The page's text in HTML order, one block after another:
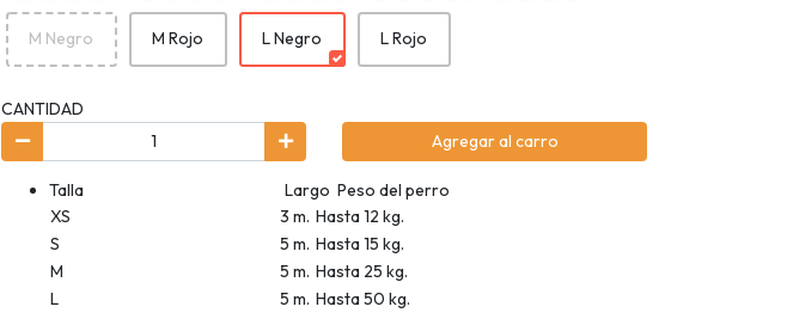
M Negro M Rojo L Negro L Rojo
CANTIDAD
Agregar al carro
Talla Largo Peso del perro
XS
3 m. Hasta 12 kg.
S
5 m. Hasta 15 kg.
M
5 m. Hasta 25 kg.
L
5 m. Hasta 50 kg.